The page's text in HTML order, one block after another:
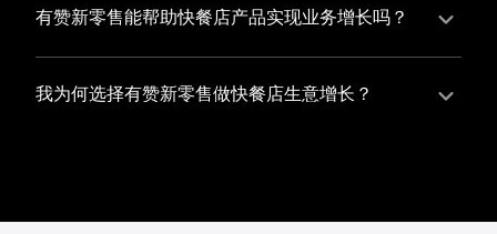
店数据的集中管理，包括订单管理、员工管理、库存管
有赞新零售能帮助快餐店产品实现业务增长吗？
有赞新零售作为业内领先的一站式解决方案，整合线上
线下渠道、提供多样化店铺搭建、会员营销和大数据分
我为何选择有赞新零售做快餐店生意增长？